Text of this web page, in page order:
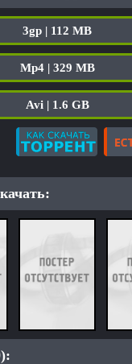
3gp | 112 MB
Mp4 | 329 MB
Avi | 1.6 GB